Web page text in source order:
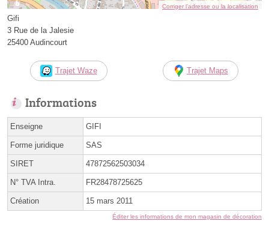
Corriger l’adresse ou la localisation
Gifi
3 Rue de la Jalesie
25400 Audincourt
Trajet Waze Trajet Maps
Informations
Enseigne GIFI
Forme juridique SAS
SIRET 47872562503034
N° TVA Intra. FR28478725625
Création 15 mars 2011
Éditer les informations de mon magasin de décoration